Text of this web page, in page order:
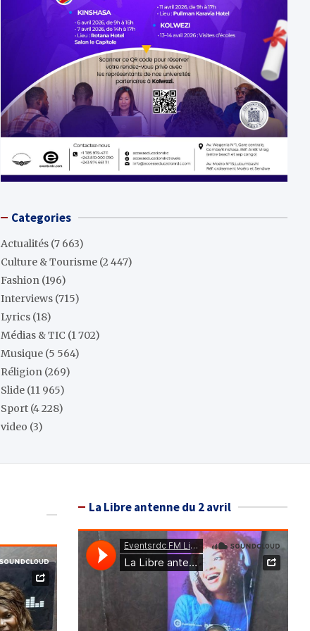
Categories
Actualités (7 663)
Culture & Tourisme (2 447)
Fashion (196)
Interviews (715)
Lyrics (18)
Médias & TIC (1 702)
Musique (5 564)
Réligion (269)
Slide (11 965)
Sport (4 228)
video (3)
La Libre antenne du 2 avril